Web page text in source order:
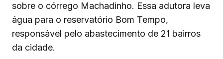
sobre o córrego Machadinho. Essa adutora leva
água para o reservatório Bom Tempo,
responsável pelo abastecimento de 21 bairros
da cidade.